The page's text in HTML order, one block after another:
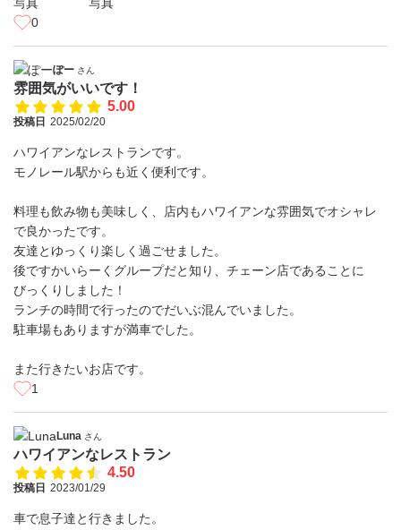
0
ぽー さん
雰囲気がいいです！
5.00
投稿日 2025/02/20
ハワイアンなレストランです。
モノレール駅からも近く便利です。
料理も飲み物も美味しく、店内もハワイアンな雰囲気でオシャレ
で良かったです。
友達とゆっくり楽しく過ごせました。
後ですかいらーくグループだと知り、チェーン店であることに
びっくりしました！
ランチの時間で行ったのでだいぶ混んでいました。
駐車場もありますが満車でした。
また行きたいお店です。
1
Luna さん
ハワイアンなレストラン
4.50
投稿日 2023/01/29
車で息子達と行きました。